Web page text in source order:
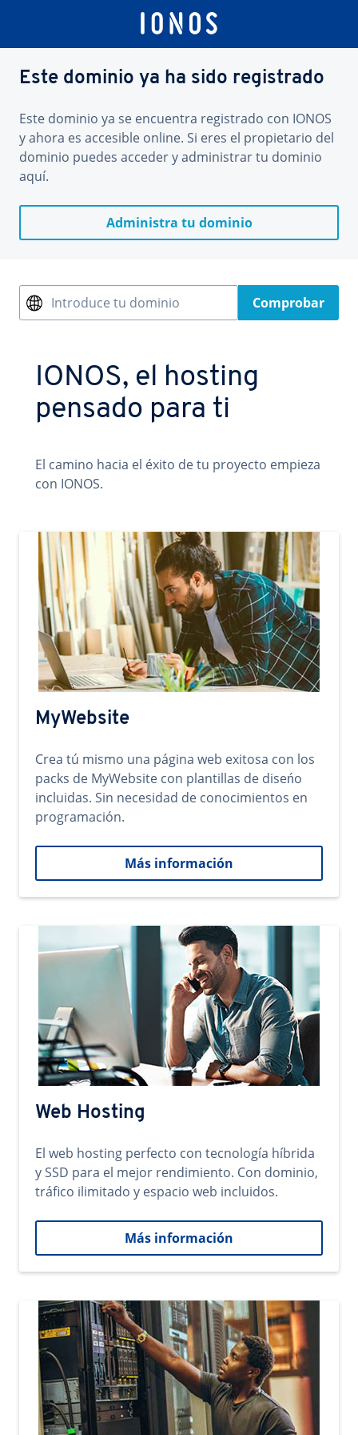
Este dominio ya ha sido registrado
Este dominio ya se encuentra registrado con IONOS
y ahora es accesible online. Si eres el propietario del
dominio puedes acceder y administrar tu dominio
aquí.
Administra tu dominio
Introduce tu dominio Comprobar
IONOS, el hosting
pensado para ti
El camino hacia el éxito de tu proyecto empieza
con IONOS.
MyWebsite
Crea tú mismo una página web exitosa con los
packs de MyWebsite con plantillas de diseńo
incluidas. Sin necesidad de conocimientos en
programación.
Más información
Web Hosting
El web hosting perfecto con tecnología híbrida
y SSD para el mejor rendimiento. Con dominio,
tráfico ilimitado y espacio web incluidos.
Más información